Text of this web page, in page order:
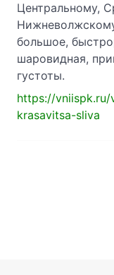
Центральному,
большое,
шаровидная,
густоты.
https://
krasavitsa-sliva